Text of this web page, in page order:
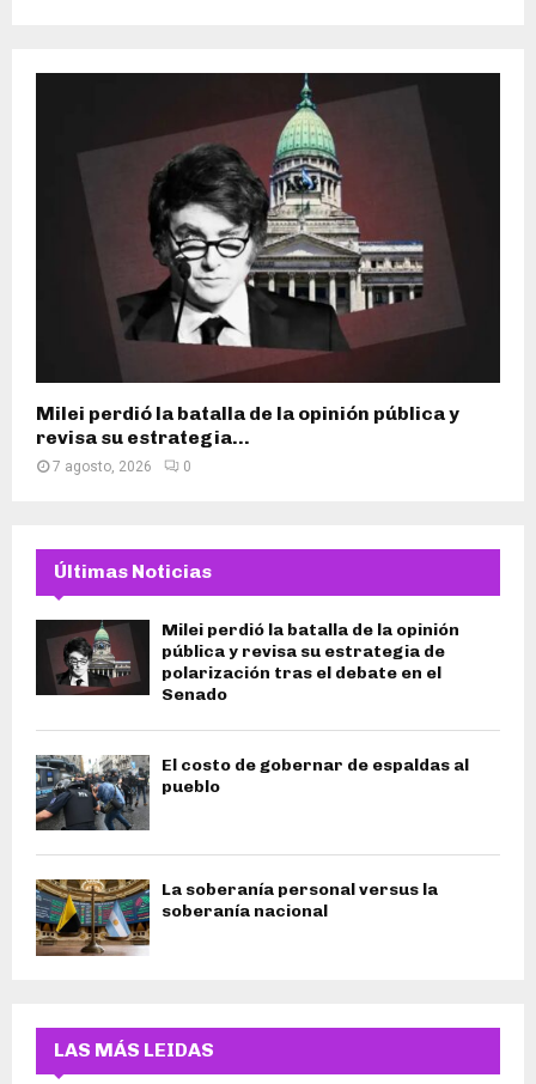
Milei perdió la batalla de la opinión pública y
revisa su estrategia...
7 agosto, 2026 0
Últimas Noticias
Milei perdió la batalla de la opinión
pública y revisa su estrategia de
polarización tras el debate en el
Senado
El costo de gobernar de espaldas al
pueblo
La soberanía personal versus la
soberanía nacional
LAS MÁS LEIDAS